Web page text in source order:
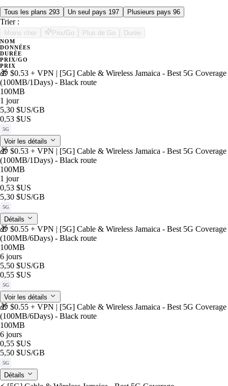
Tous les plans 293 Un seul pays 197 Plusieurs pays 96
Trier :
Moins cher Prix/Go Plus de Go Durée
NOM
DONNÉES
DURÉE
PRIX/GO
PRIX
🎁 $0.53 + VPN | [5G] Cable & Wireless Jamaica - Best 5G Coverage
(100MB/1Days) - Black route
100MB
1 jour
5,30 $US/GB
0,53 $US
5G
Voir les détails
🎁 $0.53 + VPN | [5G] Cable & Wireless Jamaica - Best 5G Coverage
(100MB/1Days) - Black route
100MB
1 jour
0,53 $US
5,30 $US/GB
5G
Détails
🎁 $0.55 + VPN | [5G] Cable & Wireless Jamaica - Best 5G Coverage
(100MB/6Days) - Black route
100MB
6 jours
5,50 $US/GB
0,55 $US
5G
Voir les détails
🎁 $0.55 + VPN | [5G] Cable & Wireless Jamaica - Best 5G Coverage
(100MB/6Days) - Black route
100MB
6 jours
0,55 $US
5,50 $US/GB
5G
Détails